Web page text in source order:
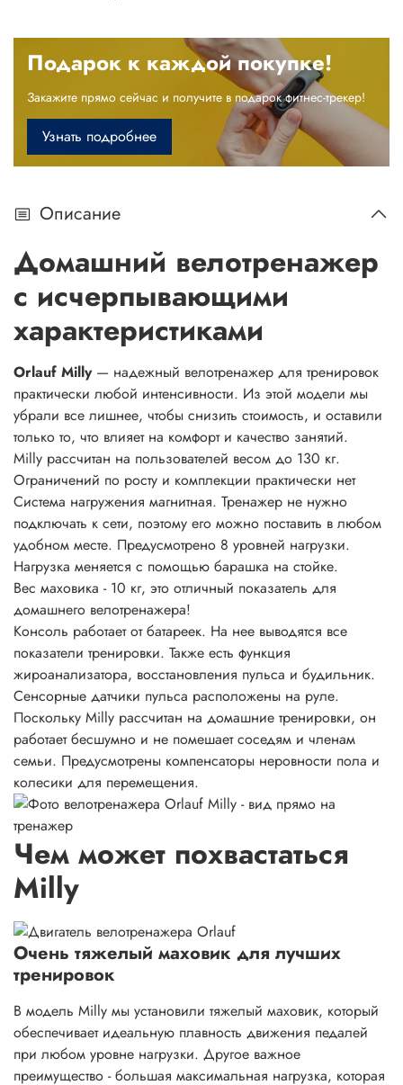
Подарок к каждой покупке!
Закажите прямо сейчас и получите в подарок фитнес-трекер!
Узнать подробнее
Описание
Домашний велотренажер
с исчерпывающими
характеристиками
Orlauf Milly — надежный велотренажер для тренировок
практически любой интенсивности. Из этой модели мы
убрали все лишнее, чтобы снизить стоимость, и оставили
только то, что влияет на комфорт и качество занятий.
Milly рассчитан на пользователей весом до 130 кг.
Ограничений по росту и комплекции практически нет
Система нагружения магнитная. Тренажер не нужно
подключать к сети, поэтому его можно поставить в любом
удобном месте. Предусмотрено 8 уровней нагрузки.
Нагрузка меняется с помощью барашка на стойке.
Вес маховика - 10 кг, это отличный показатель для
домашнего велотренажера!
Консоль работает от батареек. На нее выводятся все
показатели тренировки. Также есть функция
жироанализатора, восстановления пульса и будильник.
Сенсорные датчики пульса расположены на руле.
Поскольку Milly рассчитан на домашние тренировки, он
работает бесшумно и не помешает соседям и членам
семьи. Предусмотрены компенсаторы неровности пола и
колесики для перемещения.
Чем может похвастаться
Milly
Очень тяжелый маховик для лучших
тренировок
В модель Milly мы установили тяжелый маховик, который
обеспечивает идеальную плавность движения педалей
при любом уровне нагрузки. Другое важное
преимущество - большая максимальная нагрузка, которая